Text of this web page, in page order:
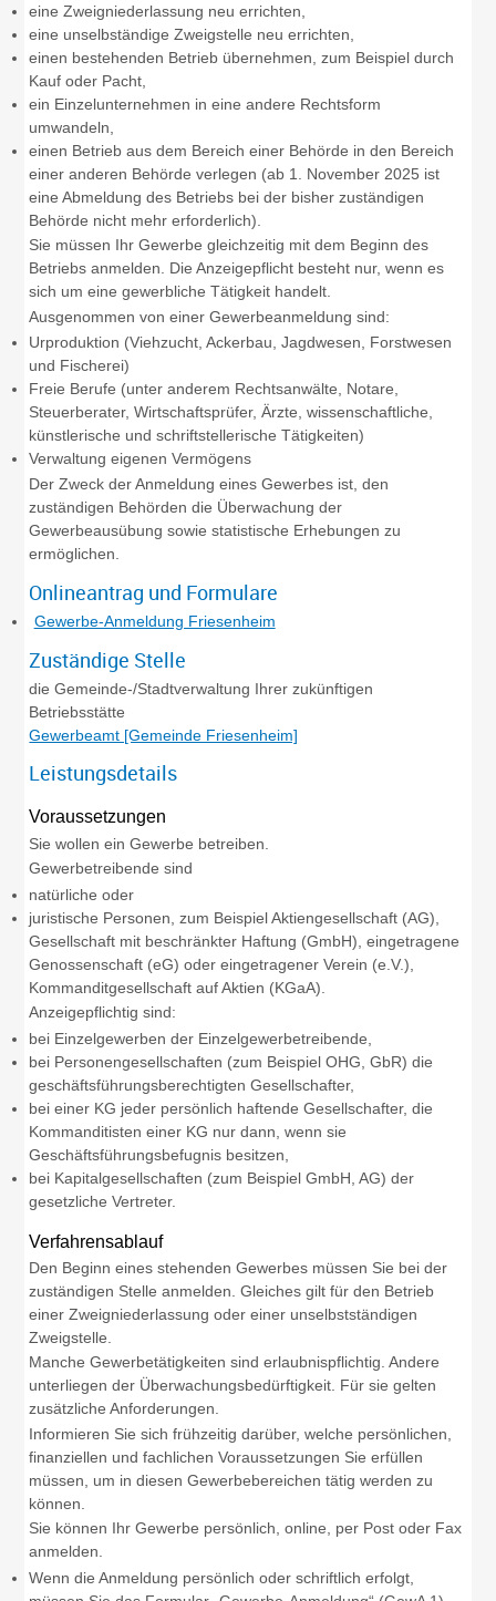
eine Zweigniederlassung neu errichten,
eine unselbständige Zweigstelle neu errichten,
einen bestehenden Betrieb übernehmen, zum Beispiel durch
Kauf oder Pacht,
ein Einzelunternehmen in eine andere Rechtsform
umwandeln,
einen Betrieb aus dem Bereich einer Behörde in den Bereich
einer anderen Behörde verlegen (ab 1. November 2025 ist
eine Abmeldung des Betriebs bei der bisher zuständigen
Behörde nicht mehrerforderlich).
Sie müssen Ihr Gewerbe gleichzeitig mit dem Beginn des
Betriebs anmelden. Die Anzeigepflicht besteht nur, wenn es
sich um eine gewerbliche Tätigkeit handelt.
Ausgenommen von einer Gewerbeanmeldung sind:
Urproduktion (Viehzucht, Ackerbau, Jagdwesen, Forstwesen
und Fischerei)
Freie Berufe (unter anderem Rechtsanwälte, Notare,
Steuerberater, Wirtschaftsprüfer, Ärzte, wissenschaftliche,
künstlerische und schriftstellerische Tätigkeiten)
Verwaltung eigenen Vermögens
Der Zweck der Anmeldung eines Gewerbes ist, den
zuständigen Behörden die Überwachung der
Gewerbeausübung sowie statistische Erhebungen zu
ermöglichen.
Onlineantrag und Formulare
Gewerbe-Anmeldung Friesenheim
Zuständige Stelle
die Gemeinde-/Stadtverwaltung Ihrer zukünftigen
Betriebsstätte
Gewerbeamt [Gemeinde Friesenheim]
Leistungsdetails
Voraussetzungen
Sie wollen ein Gewerbe betreiben.
Gewerbetreibende sind
natürliche oder
juristische Personen, zum Beispiel Aktiengesellschaft (AG),
Gesellschaft mit beschränkter Haftung (GmbH), eingetragene
Genossenschaft (eG) oder eingetragener Verein (e.V.),
Kommanditgesellschaft auf Aktien (KGaA).
Anzeigepflichtig sind:
bei Einzelgewerben der Einzelgewerbetreibende,
bei Personengesellschaften (zum Beispiel OHG, GbR) die
geschäftsführungsberechtigten Gesellschafter,
bei einer KG jeder persönlich haftende Gesellschafter, die
Kommanditisten einer KG nur dann, wenn sie
Geschäftsführungsbefugnis besitzen,
bei Kapitalgesellschaften (zum Beispiel GmbH, AG) der
gesetzliche Vertreter.
Verfahrensablauf
Den Beginn eines stehenden Gewerbes müssen Sie bei der
zuständigen Stelle anmelden. Gleiches gilt für den Betrieb
einer Zweigniederlassung oder einer unselbstständigen
Zweigstelle.
Manche Gewerbetätigkeiten sind erlaubnispflichtig. Andere
unterliegen der Überwachungsbedürftigkeit. Für sie gelten
zusätzliche Anforderungen.
Informieren Sie sich frühzeitig darüber, welche persönlichen,
finanziellen und fachlichen Voraussetzungen Sie erfüllen
müssen, um in diesen Gewerbebereichen tätig werden zu
können.
Sie können Ihr Gewerbe persönlich, online, per Post oder Fax
anmelden.
Wenn die Anmeldung persönlich oder schriftlich erfolgt,